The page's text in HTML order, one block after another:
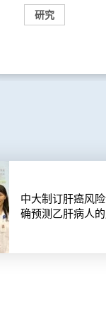
研究
中大制订肝癌风
确预测乙肝病人